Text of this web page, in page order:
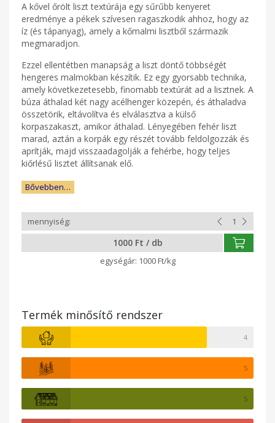
A kővel őrölt liszt textúrája egy sűrűbb kenyeret
eredménye a pékek szívesen ragaszkodik ahhoz, hogy az
íz (és tápanyag), amely a kőmalmi lisztből származik
megmaradjon.
Ezzel ellentétben manapság a liszt döntő többségét
hengeres malmokban készítik. Ez egy gyorsabb technika,
amely következetesebb, finomabb textúrát ad a lisztnek. A
búza áthalad két nagy acélhenger közepén, és áthaladva
összetörik, eltávolítva és elválasztva a külső
korpaszakaszt, amikor áthalad. Lényegében fehér liszt
marad, aztán a korpák egy részét tovább feldolgozzák és
aprítják, majd visszaadagolják a fehérbe, hogy teljes
kiőrlésű lisztet állítsanak elő.
Bővebben…
1000 Ft / db
1000 Ft/kg
Termék minősítő rendszer
4
5
5